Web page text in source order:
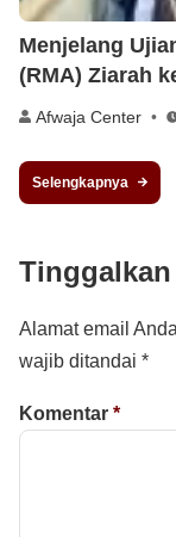
Menjelang
(RMA) Ziarah
Afwaja Center
Selengkapnya
Alamat email
wajib ditandai *
Komentar *